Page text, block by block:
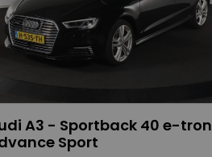
A3 - Sportback 40 e-tron
Sport